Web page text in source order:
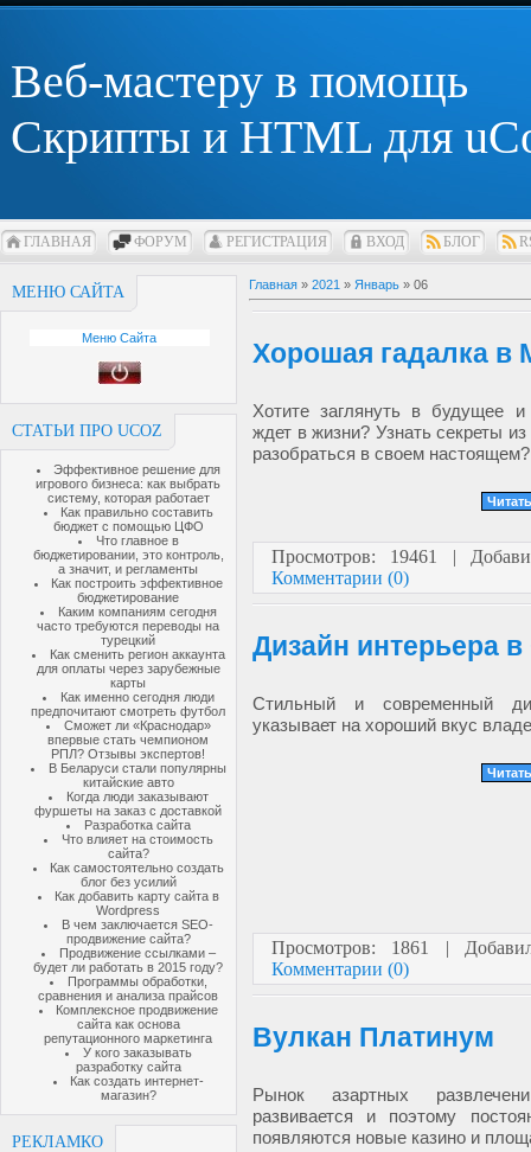
Веб-мастеру в помощь
Скрипты и HTML для
ГЛАВНАЯ ФОРУМ РЕГИСТРАЦИЯ ВХОД БЛОГ
МЕНЮ САЙТА
Меню Сайта
СТАТЬИ ПРО UCOZ
Эффективное решение для
игрового бизнеса: как выбрать
систему, которая работает
Как правильно составить
бюджет с помощью ЦФО
Что главное в
бюджетировании, это контроль,
а значит, и регламенты
Как построить эффективное
бюджетирование
Каким компаниям сегодня
часто требуются переводы на
турецкий
Как сменить регион аккаунта
для оплаты через зарубежные
карты
Как именно сегодня люди
предпочитают смотреть футбол
Сможет ли «Краснодар»
впервые стать чемпионом
РПЛ? Отзывы экспертов!
В Беларуси стали популярны
китайские авто
Когда люди заказывают
фуршеты на заказ с доставкой
Разработка сайта
Что влияет на стоимость
сайта?
Как самостоятельно создать
блог без усилий
Как добавить карту сайта в
Wordpress
В чем заключается SEO-
продвижение сайта?
Продвижение ссылками –
будет ли работать в 2015 году?
Программы обработки,
сравнения и анализа прайсов
Комплексное продвижение
сайта как основа
репутационного маркетинга
У кого заказывать
разработку сайта
Как создать интернет-
магазин?
РЕКЛАМКО
Главная » 2021 » Январь » 06
Хорошая гадалка в
Хотите заглянуть в будущее
ждет в жизни? Узнать секреты
разобраться в своем
Просмотров: 19461 |
Комментарии (0)
Дизайн интерьера
Стильный и современный
указывает на хороший вкус
Просмотров: 1861 |
Комментарии (0)
Вулкан Платинум
Рынок азартных
развивается и поэтому
появляются новые казино и